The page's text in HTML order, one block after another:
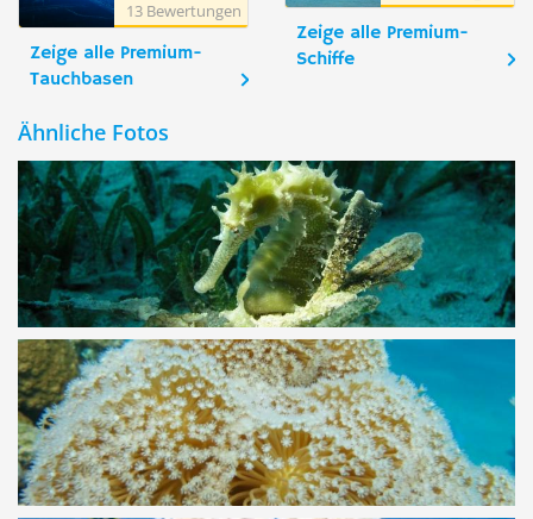
Mövenpick
Resort (ex
Caribbean
World Resort)
13 Bewertungen
Zeige alle Premium-
Tauchbasen
Zeige alle Premium-
Schiffe
Ähnliche Fotos